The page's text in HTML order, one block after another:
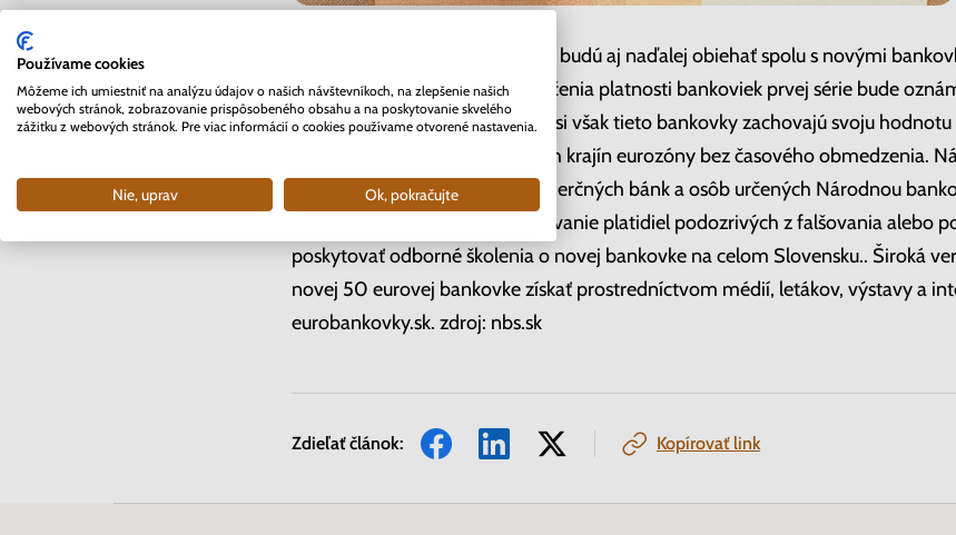
50 eurové bankovky prvej série budú aj naďalej obiehať spolu s novými
z obehu sťahovať. Dátum ukončenia platnosti bankoviek prvej série bude
predstihu. Aj po tomto dátume si však tieto bankovky zachovajú svoju
národných centrálnych bankách krajín eurozóny bez časového obmedzenia.
vyškolila zástupcov polície, komerčných bánk a osôb určených Národnou
odborných kurzov na rozpoznávanie platidiel podozrivých z falšovania alebo
poskytovať odborné školenia o novej bankovke na celom Slovensku.. Široká
novej 50 eurovej bankovke získať prostredníctvom médií, letákov, výstavy a
eurobankovky.sk. zdroj: nbs.sk
Zdieľať článok: Kopírovať link
Používame cookies
Môžeme ich umiestniť na analýzu údajov o našich návštevníkoch, na zlepšenie našich
webových stránok, zobrazovanie prispôsobeného obsahu a na poskytovanie skvelého
zážitku z webových stránok. Pre viac informácií o cookies používame otvorené nastavenia.
Nie, uprav Ok, pokračujte